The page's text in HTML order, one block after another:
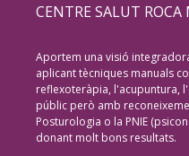
CENTRE SALUT ROCA
Aportem una visió
aplicant tècniques manuals
reflexoteràpia, l'acupuntura,
públic però amb
Posturologia o la PNIE
donant molt bons resultats.